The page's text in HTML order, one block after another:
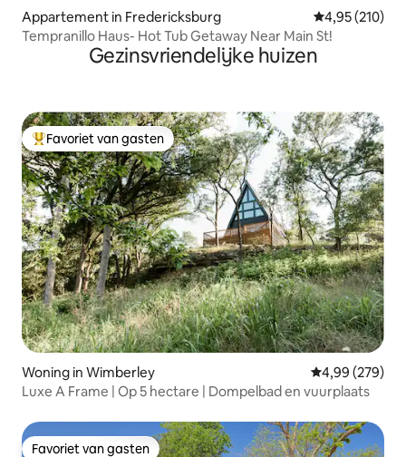
Appartement in Fredericksburg Gemiddelde
4,95 (210)
Tempranillo Haus- Hot Tub Getaway Near Main St!
Gezinsvriendelijke huizen
Topfavoriet van gasten
Favoriet van gasten
Woning in Wimberley Gemiddelde
4,99 (279)
Luxe A Frame | Op 5 hectare | Dompelbad en vuurplaats
Favoriet van gasten